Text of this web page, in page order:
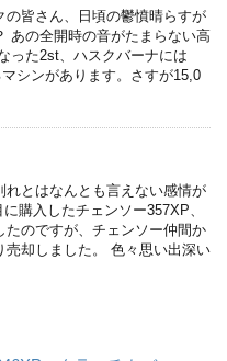
の皆さん、日頃の鬱憤晴らすが
あの全開時の音がたまらない高
った2st、ハスクバーナには
シンがあります。さすが15,0
れとはなんとも言えない感情が
購入したチェンソー357XP、
たのですが、チェンソー仲間か
売却しました。 色々思い出深い